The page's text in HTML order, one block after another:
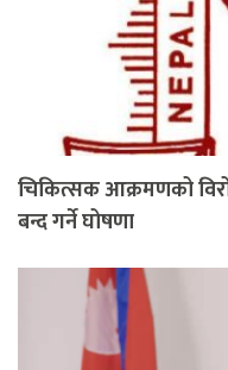
चिकित्सक आक्रमणको
बन्द गर्ने घोषणा